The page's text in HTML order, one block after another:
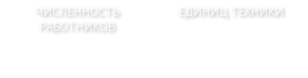
ЧИСЛЕННОСТЬ
РАБОТНИКОВ
ЕДИНИЦ ТЕХНИКИ